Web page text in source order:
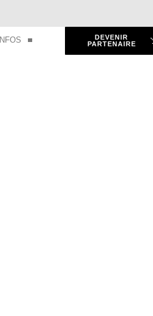
INFOS
DEVENIR
PARTENAIRE